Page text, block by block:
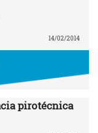
14/02/2014
pirotécnica